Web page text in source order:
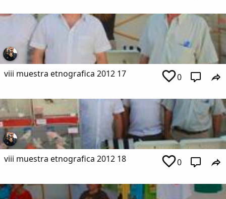
viii muestra etnografica 2012 17 0
viii muestra etnografica 2012 18 0